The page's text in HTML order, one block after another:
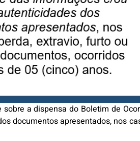
sobre a dispensa do Boletim de
documentos apresentados, nos